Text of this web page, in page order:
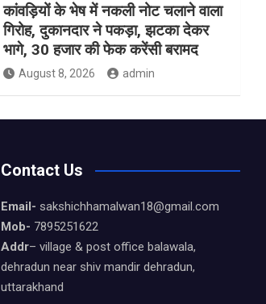
कांवड़ियों के भेष में नकली नोट चलाने वाला
गिरोह, दुकानदार ने पकड़ा, झटका देकर
भागे, 30 हजार की फेक करेंसी बरामद
August 8, 2026 admin
Contact Us
Email- sakshichhamalwan18@gmail.com
Mob- 7895251622
Addr– village & post office balawala,
dehradun near shiv mandir dehradun,
uttarakhand